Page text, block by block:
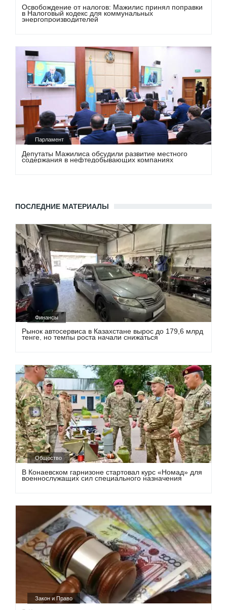
Освобождение от налогов: Мажилис принял поправки
в Налоговый кодекс для коммунальных
энергопроизводителей
Парламент
Депутаты Мажилиса обсудили развитие местного
содержания в нефтедобывающих компаниях
ПОСЛЕДНИЕ МАТЕРИАЛЫ
Финансы
Рынок автосервиса в Казахстане вырос до 179,6 млрд
тенге, но темпы роста начали снижаться
Общество
В Конаевском гарнизоне стартовал курс «Номад» для
военнослужащих сил специального назначения
Закон и Право